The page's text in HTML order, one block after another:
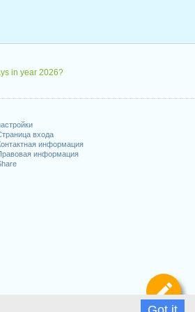
in year 2026?
входа
информация
информация